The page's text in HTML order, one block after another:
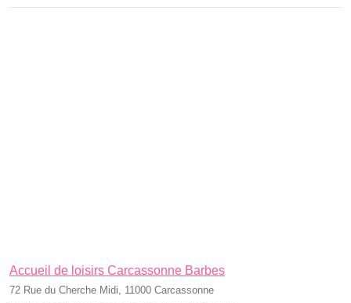
Accueil de loisirs Carcassonne Barbes
72 Rue du Cherche Midi, 11000 Carcassonne